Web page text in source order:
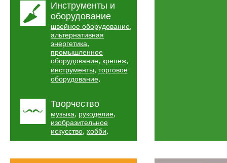
Инструменты и
оборудование
швейное оборудование,
альтернативная
энергетика,
промышленное
оборудование, крепеж,
инструменты, торговое
оборудование,
Творчество
музыка, рукоделие,
изобразительное
искусство, хобби,